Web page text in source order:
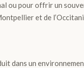
ou pour offrir un
et de
dans un